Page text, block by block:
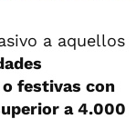
a aquellos
festivas con
a 4.000